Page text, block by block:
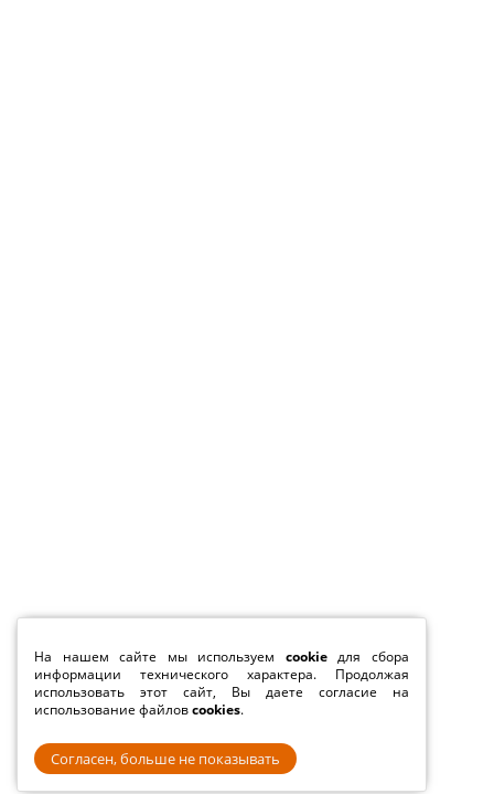
На нашем сайте мы используем cookieдля сбора
информации технического характера. Продолжая
использовать этот сайт, Вы даете согласие на
использование файловcookies.
Согласен, больше не показывать